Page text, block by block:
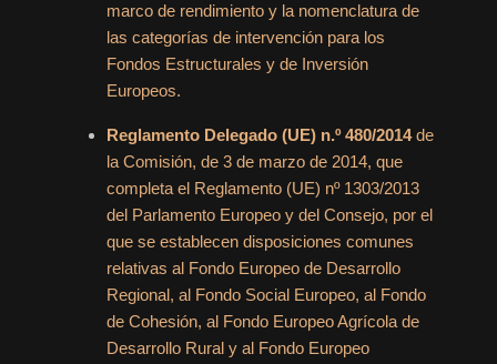
marco de rendimiento y la nomenclatura de
las categorías de intervención para los
Fondos Estructurales y de Inversión
Europeos.
Reglamento Delegado (UE) n.º 480/2014 de
la Comisión, de 3 de marzo de 2014, que
completa el Reglamento (UE) nº 1303/2013
del Parlamento Europeo y del Consejo, por el
que se establecen disposiciones comunes
relativas al Fondo Europeo de Desarrollo
Regional, al Fondo Social Europeo, al Fondo
de Cohesión, al Fondo Europeo Agrícola de
Desarrollo Rural y al Fondo Europeo